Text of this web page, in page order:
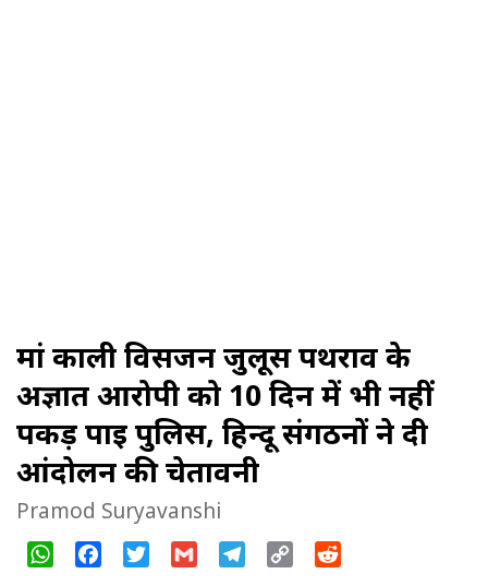
मां काली विसर्जन जुलूस पथराव के
अज्ञात आरोपी को 10 दिन में भी नहीं
पकड़ पाई पुलिस, हिन्दू संगठनों ने दी
आंदोलन की चेतावनी
Pramod Suryavanshi
WhatsAppFacebookTwitter Gmail Telegram
Copy